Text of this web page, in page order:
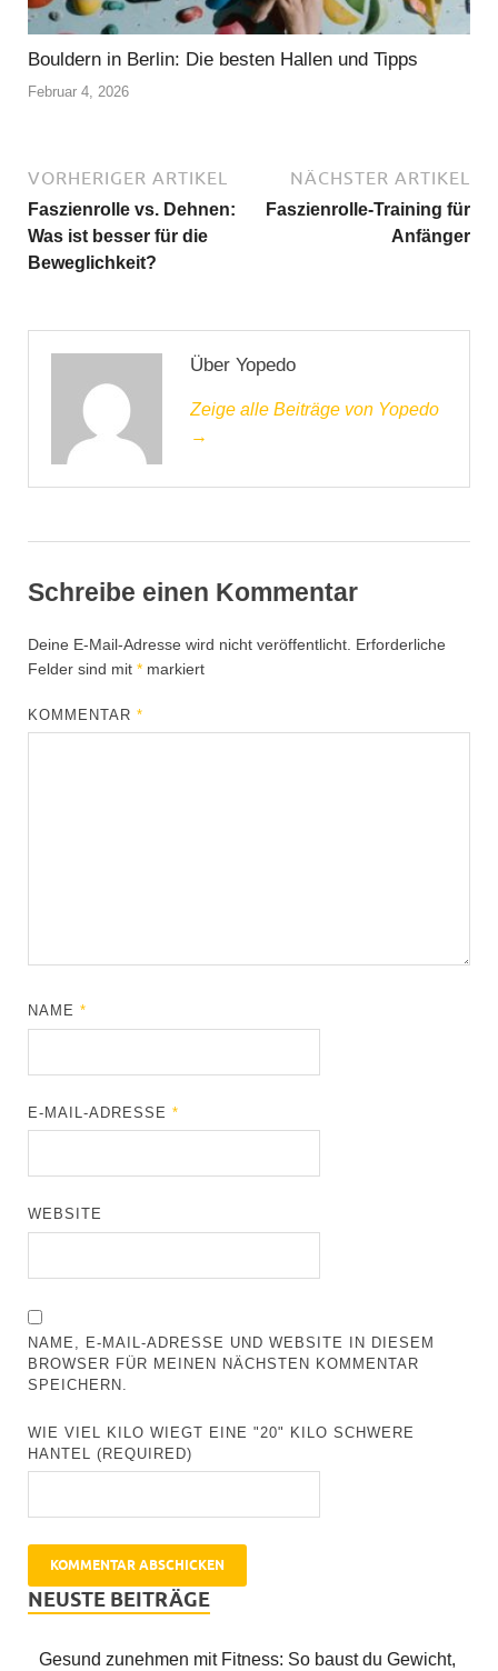
Bouldern in Berlin: Die besten Hallen und Tipps
Februar 4, 2026
VORHERIGER ARTIKEL
Faszienrolle vs. Dehnen:
Was ist besser für die
Beweglichkeit?
NÄCHSTER ARTIKEL
Faszienrolle-Training für
Anfänger
Über Yopedo
Zeige alle Beiträge von Yopedo
→
Schreibe einen Kommentar
Deine E-Mail-Adresse wird nicht veröffentlicht. Erforderliche
Felder sind mit * markiert
KOMMENTAR*
NAME*
E-MAIL-ADRESSE*
WEBSITE
NAME, E-MAIL-ADRESSE UND WEBSITE IN DIESEM
BROWSER FÜR MEINEN NÄCHSTEN KOMMENTAR
SPEICHERN.
WIE VIEL KILO WIEGT EINE "20" KILO SCHWERE
HANTEL (REQUIRED)
NEUSTE BEITRÄGE
Gesund zunehmen mit Fitness: So baust du Gewicht,